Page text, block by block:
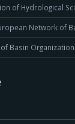
of Hydrological
Network of
Basin